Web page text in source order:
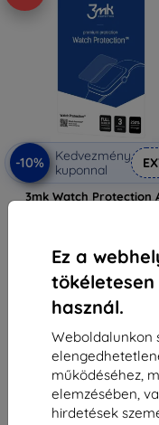
Ez a
használ.
Weboldalunkon
működéséhez,
elemzésében,
hirdetések
-10%
Kedvezmény
kuponnal
3mk Watch Protection
3 230 Ft
Raktáron > 5 darab
Összes találat5.